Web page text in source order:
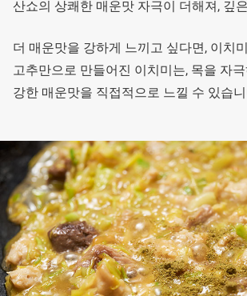
산쇼의 상쾌한 매운맛 자극이 더해져, 깊
더 매운맛을 강하게 느끼고 싶다면, 이치
고추만으로 만들어진 이치미는, 목을 자
강한 매운맛을 직접적으로 느낄 수 있습